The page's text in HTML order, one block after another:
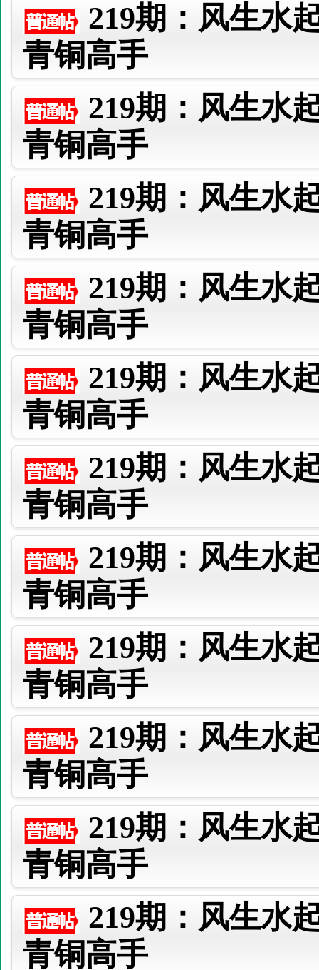
219期：风生水
青铜高手
219期：风生水
青铜高手
219期：风生水
青铜高手
219期：风生水
青铜高手
219期：风生水
青铜高手
219期：风生水
青铜高手
219期：风生水
青铜高手
219期：风生水
青铜高手
219期：风生水
青铜高手
219期：风生水
青铜高手
219期：风生水
青铜高手